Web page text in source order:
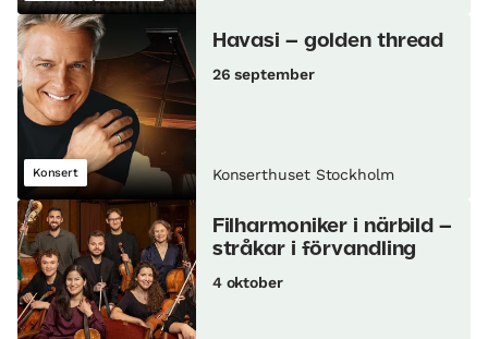
Konsert
Havasi – golden thread
26 september
Konserthuset Stockholm
Filharmoniker i närbild –
stråkar i förvandling
4 oktober